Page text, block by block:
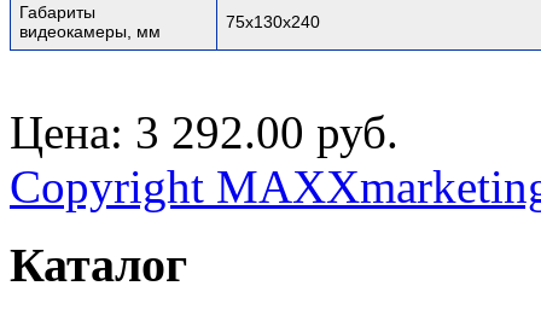
Габариты
видеокамеры, мм
75х130х240
Цена: 3 292.00 руб.
Copyright
Каталог